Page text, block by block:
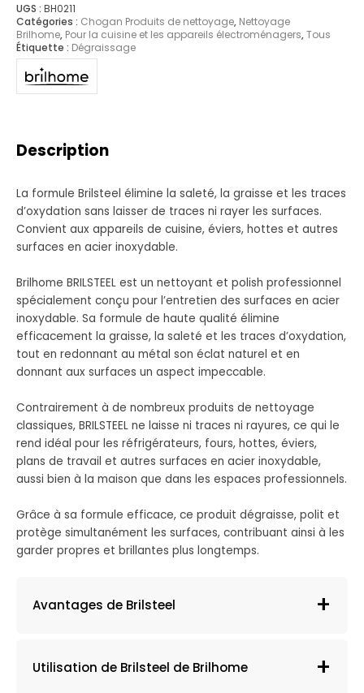
UGS : BH0211
Catégories : Chogan Produits de nettoyage, Nettoyage
Brilhome, Pour la cuisine et les appareils électroménagers,Tous
Étiquette : Dégraissage
Description
La formule Brilsteel élimine la saleté, la graisse et les traces
d’oxydation sans laisser de traces ni rayer les surfaces.
Convient aux appareils de cuisine, éviers, hottes et autres
surfaces en acier inoxydable.
Brilhome BRILSTEEL est un nettoyant et polish professionnel
spécialement conçu pour l’entretien des surfaces en acier
inoxydable. Sa formule de haute qualité élimine
efficacement la graisse, la saleté et les traces d’oxydation,
tout en redonnant au métal son éclat naturel et en
donnant aux surfaces un aspect impeccable.
Contrairement à de nombreux produits de nettoyage
classiques, BRILSTEEL ne laisse ni traces ni rayures, ce qui le
rend idéal pour les réfrigérateurs, fours, hottes, éviers,
plans de travail et autres surfaces en acier inoxydable,
aussi bien à la maison que dans les espaces professionnels.
Grâce à sa formule efficace, ce produit dégraisse, polit et
protège simultanément les surfaces, contribuant ainsi à les
garder propres et brillantes plus longtemps.
Avantages de Brilsteel
Utilisation de Brilsteel de Brilhome